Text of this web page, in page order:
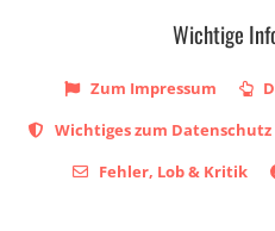
Wichtige
Zum Impressum
Wichtiges zum Datenschutz
Fehler, Lob & Kritik